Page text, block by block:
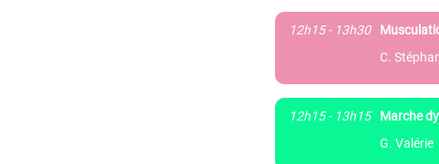
12h15 - 13h30
C.
12h15 - 13h15
Marche
G. Valérie